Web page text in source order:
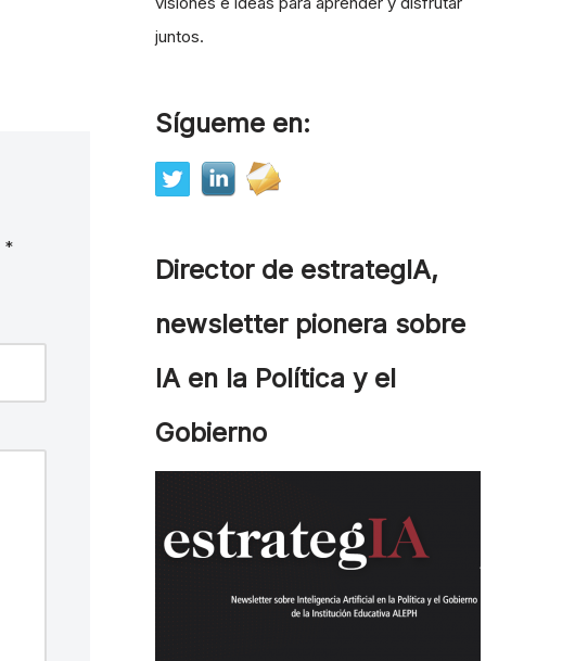
*
juntos.
Sígueme en:
Director de estrategIA,
newsletter pionera sobre
IA en la Política y el
Gobierno